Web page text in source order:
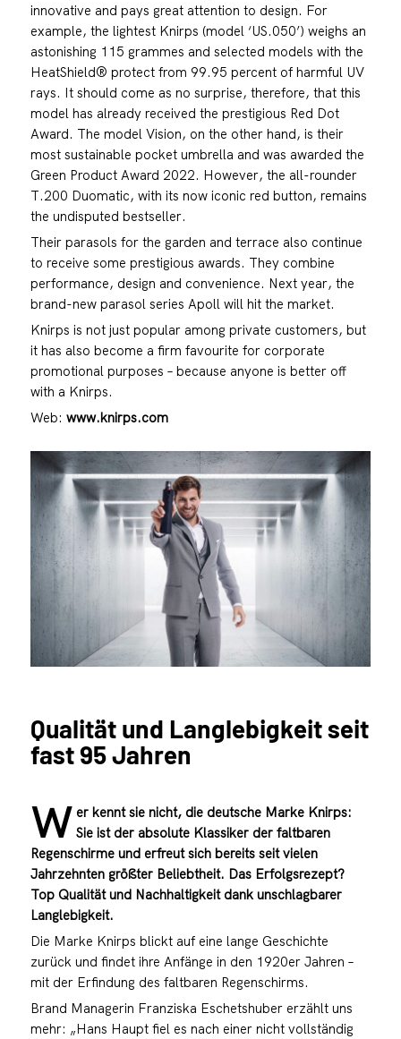
innovative and pays great attention to design. For
example, the lightest Knirps (model ‘US.050’) weighs an
astonishing 115 grammes and selected models with the
HeatShield® protect from 99.95 percent of harmful UV
rays. It should come as no surprise, therefore, that this
model has already received the prestigious Red Dot
Award. The model Vision, on the other hand, is their
most sustainable pocket umbrella and was awarded the
Green Product Award 2022. However, the all-rounder
T.200 Duomatic, with its now iconic red button, remains
the undisputed bestseller.
Their parasols for the garden and terrace also continue
to receive some prestigious awards. They combine
performance, design and convenience. Next year, the
brand-new parasol series Apoll will hit the market.
Knirps is not just popular among private customers, but
it has also become a firm favourite for corporate
promotional purposes – because anyone is better off
with a Knirps.
Web: www.knirps.com
Qualität und Langlebigkeit seit
fast 95 Jahren
W er kennt sie nicht, die deutsche Marke Knirps:
Sie ist der absolute Klassiker der faltbaren
Regenschirme und erfreut sich bereits seit vielen
Jahrzehnten größter Beliebtheit. Das Erfolgsrezept?
Top Qualität und Nachhaltigkeit dank unschlagbarer
Langlebigkeit.
Die Marke Knirps blickt auf eine lange Geschichte
zurück und findet ihre Anfänge in den 1920er Jahren –
mit der Erfindung des faltbaren Regenschirms.
Brand Managerin Franziska Eschetshuber erzählt uns
mehr: „Hans Haupt fiel es nach einer nicht vollständig